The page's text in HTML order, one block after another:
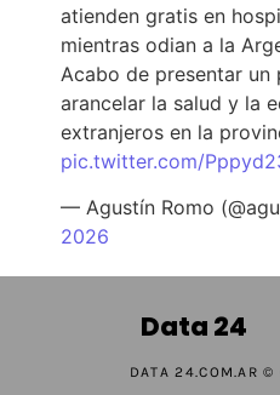
atienden gratis en
mientras odian a la
Acabo de presentar un
arancelar la salud y la
extranjeros en la
pic.twitter.com/
— Agustín Romo
2026
Data 24
DATA 24.COM.AR ©